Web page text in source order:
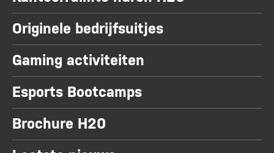
Originele bedrijfsuitjes
Gaming activiteiten
Esports Bootcamps
Brochure H20